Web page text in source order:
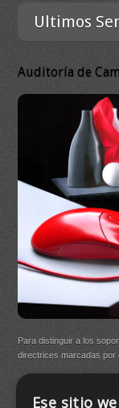
Ultimos
Auditoría de
Para distinguir a los
directrices marcadas por
Ese sitio